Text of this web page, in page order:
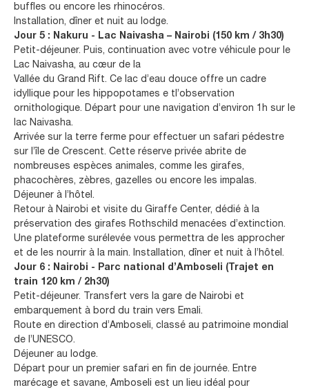
buffles ou encore les rhinocéros.
Installation, dîner et nuit au lodge.
Jour 5 : Nakuru - Lac Naivasha – Nairobi (150 km / 3h30)
Petit-déjeuner. Puis, continuation avec votre véhicule pour le
Lac Naivasha, au cœur de la
Vallée du Grand Rift. Ce lac d’eau douce offre un cadre
idyllique pour les hippopotames e tl’observation
ornithologique. Départ pour une navigation d’environ 1h sur le
lac Naivasha.
Arrivée sur la terre ferme pour effectuer un safari pédestre
sur l’île de Crescent. Cette réserve privée abrite de
nombreuses espèces animales, comme les girafes,
phacochères, zèbres, gazelles ou encore les impalas.
Déjeuner à l’hôtel.
Retour à Nairobi et visite du Giraffe Center, dédié à la
préservation des girafes Rothschild menacées d’extinction.
Une plateforme surélevée vous permettra de les approcher
et de les nourrir à la main. Installation, dîner et nuit à l’hôtel.
Jour 6 : Nairobi - Parc national d’Amboseli (Trajet en
train 120 km / 2h30)
Petit-déjeuner. Transfert vers la gare de Nairobi et
embarquement à bord du train vers Emali.
Route en direction d’Amboseli, classé au patrimoine mondial
de l’UNESCO.
Déjeuner au lodge.
Départ pour un premier safari en fin de journée. Entre
marécage et savane, Amboseli est un lieu idéal pour